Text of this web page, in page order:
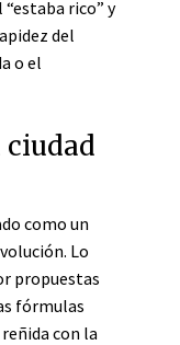
rico” y
del
o el
ciudad
como un
Lo
propuestas
fórmulas
con la